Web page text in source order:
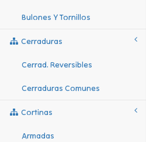
Bulones Y Tornillos
Cerraduras
Cerrad. Reversibles
Cerraduras Comunes
Cortinas
Armadas